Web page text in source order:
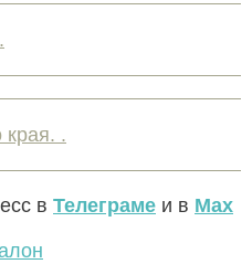
края. .
в Телеграме и в Max